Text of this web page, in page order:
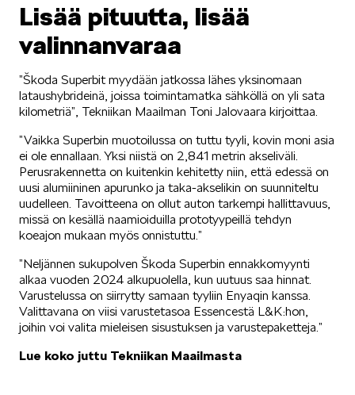
KLASSIKOT
RALLI
Mallit
FABIA
Lisää pituutta, lisää
valinnanvaraa
”Škoda Superbit myydään jatkossa lähes yksinomaan
lataushybrideinä, joissa toimintamatka sähköllä on yli sata
kilometriä”, Tekniikan Maailman Toni Jalovaara kirjoittaa.
”Vaikka Superbin muotoilussa on tuttu tyyli, kovin moni asia
ei ole ennallaan. Yksi niistä on 2,841 metrin akseliväli.
Perusrakennetta on kuitenkin kehitetty niin, että edessä on
uusi alumiininen apurunko ja taka-akselikin on suunniteltu
uudelleen. Tavoitteena on ollut auton tarkempi hallittavuus,
missä on kesällä naamioiduilla prototyypeillä tehdyn
koeajon mukaan myös onnistuttu.”
”Neljännen sukupolven Škoda Superbin ennakkomyynti
alkaa vuoden 2024 alkupuolella, kun uutuus saa hinnat.
Varustelussa on siirrytty samaan tyyliin Enyaqin kanssa.
Valittavana on viisi varustetasoa Essencestä L&K:hon,
joihin voi valita mieleisen sisustuksen ja varustepaketteja.”
Lue koko juttu Tekniikan Maailmasta